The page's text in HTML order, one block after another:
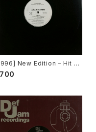
New Edition – Hit M
[MCA Records][PRO